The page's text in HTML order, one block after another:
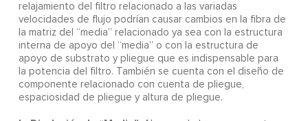
relajamiento del filtro relacionado a las variadas
velocidades de flujo podrían causar cambios en la fibra de
la matriz del “media” relacionado ya sea con la estructura
interna de apoyo del “media” o con la estructura de
apoyo de substrato y pliegue que es indispensable para
la potencia del filtro. También se cuenta con el diseño de
componente relacionado con cuenta de pliegue,
espaciosidad de pliegue y altura de pliegue.